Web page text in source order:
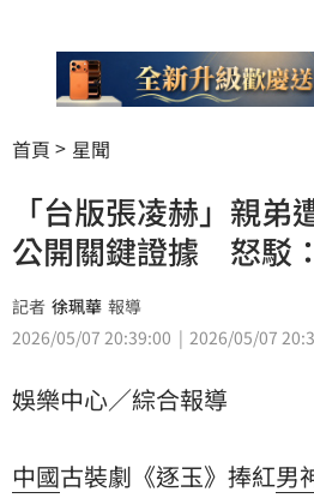
首頁 星聞
「台版張凌赫」親弟
公開關鍵證據 怒駁
記者 徐珮華 報導
2026/05/07 20:39:00
2026/05/07
娛樂中心／綜合報導
中國古裝劇《逐玉》捧紅男